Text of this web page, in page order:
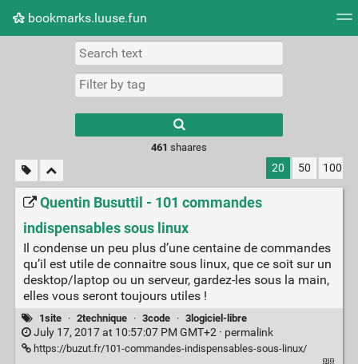
bookmarks.luuse.fun
Picture wall
results.
461 shaares
20 50 100
Quentin Busuttil - 101 commandes
indispensables sous linux
Il condense un peu plus d’une centaine de commandes
qu’il est utile de connaitre sous linux, que ce soit sur un
desktop/laptop ou un serveur, gardez-les sous la main,
elles vous seront toujours utiles !
1site · 2technique · 3code · 3logiciel-libre
July 17, 2017 at 10:57:07 PM GMT+2 · permalink
https://buzut.fr/101-commandes-indispensables-sous-linux/